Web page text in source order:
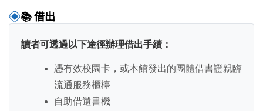
📚 借出
讀者可透過以下途徑辦理借出手續：
憑有效校園卡，或本館發出的團體借書證親臨
流通服務櫃檯
自助借還書機